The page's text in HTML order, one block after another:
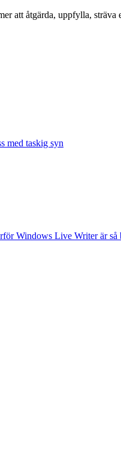
att åtgärda, uppfylla,
med taskig syn
Windows Live Writer är så